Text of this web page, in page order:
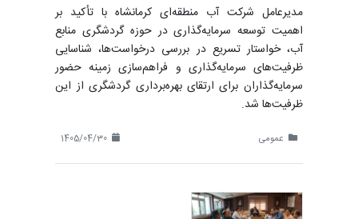
مدیرعامل شرکت آب منطقه‌ای کرمانشاه با تأکید بر
اهمیت توسعه سرمایه‌گذاری در حوزه گردشگری منابع
آب، خواستار تسریع در بررسی درخواست‌ها، شناسایی
ظرفیت‌های سرمایه‌گذاری و فراهم‌سازی زمینه حضور
سرمایه‌گذاران برای ارتقای بهره‌برداری گردشگری از این
ظرفیت‌ها شد.
عمومی